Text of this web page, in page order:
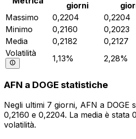
giorni
Massimo
0,2204 0,2204
Minimo
0,2160 0,2023
Media
0,2182 0,2127
Volatilità
1,13% 2,28%
AFN a DOGE statistiche
Negli ultimi 7 giorni, AFN a DOGE
0,2160 e 0,2204. La media è stata
volatilità.